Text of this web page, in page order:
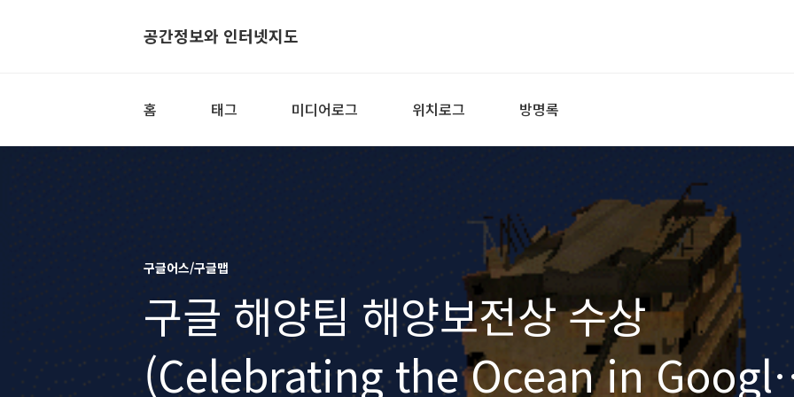
공간정보와 인터넷지도
홈 태그 미디어로그 위치로그 방명록
구글어스/구글맵
구글 해양팀 해양보전상 수상
(Celebrating the Ocean in